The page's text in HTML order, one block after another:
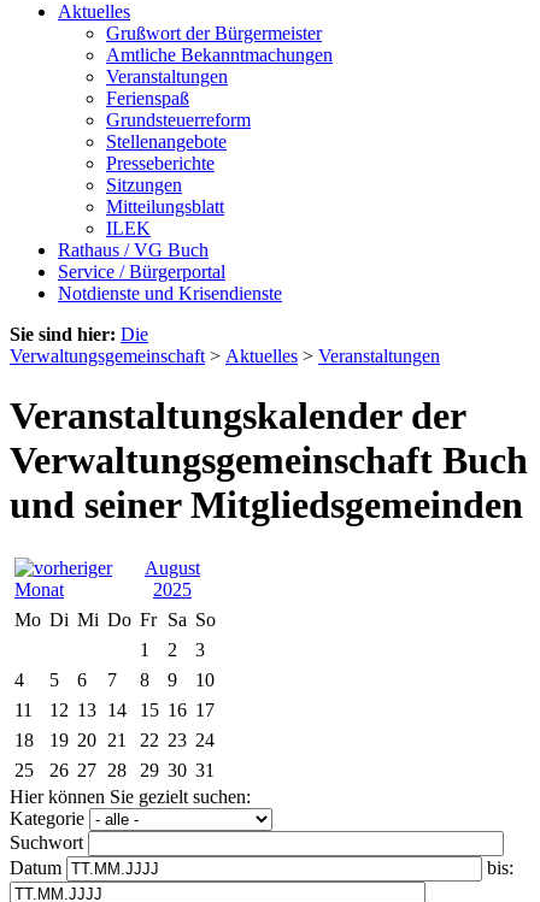
Aktuelles
Grußwort der Bürgermeister
Amtliche Bekanntmachungen
Veranstaltungen
Ferienspaß
Grundsteuerreform
Stellenangebote
Presseberichte
Sitzungen
Mitteilungsblatt
ILEK
Rathaus / VG Buch
Service / Bürgerportal
Notdienste und Krisendienste
Sie sind hier: Die
Verwaltungsgemeinschaft > Aktuelles > Veranstaltungen
Veranstaltungskalender der
Verwaltungsgemeinschaft Buch
und seiner Mitgliedsgemeinden
August
2025
Mo Di Mi Do Fr Sa So
1
2
3
4
5 6 7 8 9
10
11
12 13 14 15 16 17
18
19 20 21 22 23 24
25
26 27 28 29 30 31
Hier können Sie gezielt suchen:
Kategorie
Suchwort
Datum
bis: